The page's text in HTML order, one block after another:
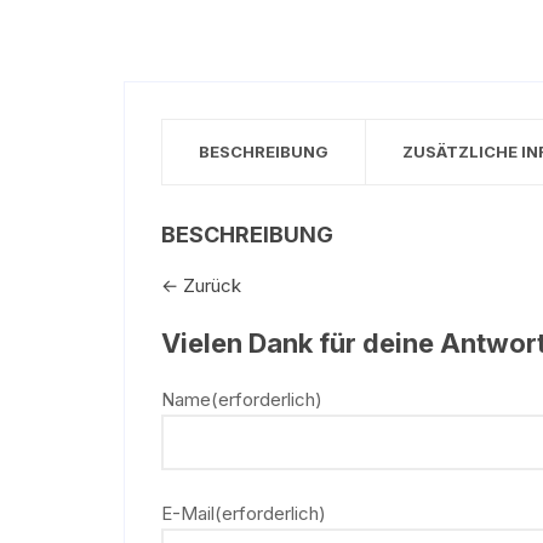
BESCHREIBUNG ZUSÄTZLICHE
BESCHREIBUNG
← Zurück
Vielen Dank für deine
Name(erforderlich)
E-Mail(erforderlich)